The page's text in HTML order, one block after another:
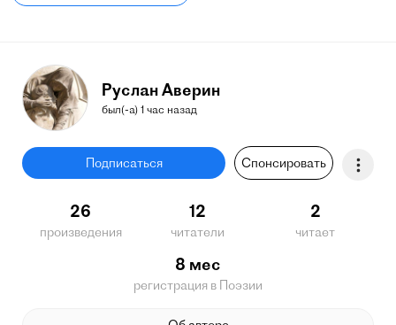
Руслан Аверин
был(-а) 1 час назад
Подписаться Спонсировать
26
произведения
12
читатели
2
читает
8 мес
регистрация в Поэзии